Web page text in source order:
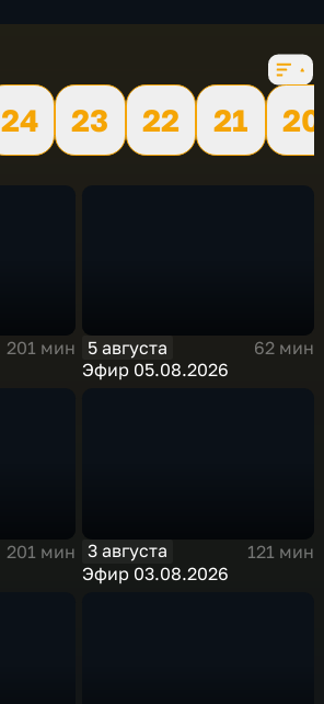
24 23 22 21
20
201 мин
5 августа
62 мин
Эфир 05.08.2026
201 мин
3 августа
121 мин
Эфир 03.08.2026